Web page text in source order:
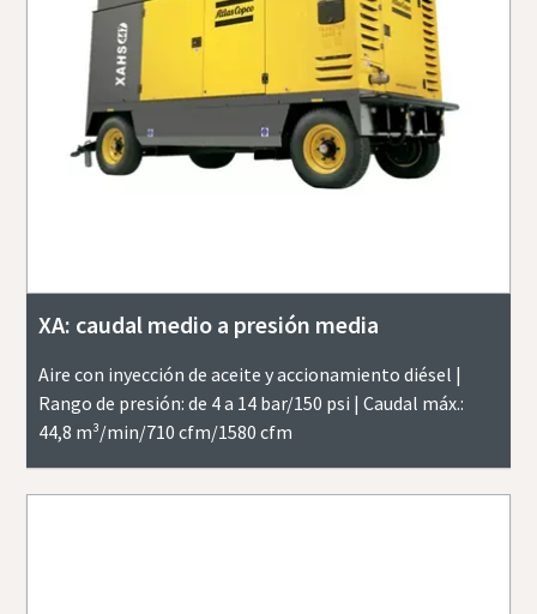
XA: caudal medio a presión media
Aire con inyección de aceite y accionamiento diésel |
Rango de presión: de 4 a 14 bar/150 psi | Caudal máx.:
44,8 m³/min/710 cfm/1580 cfm